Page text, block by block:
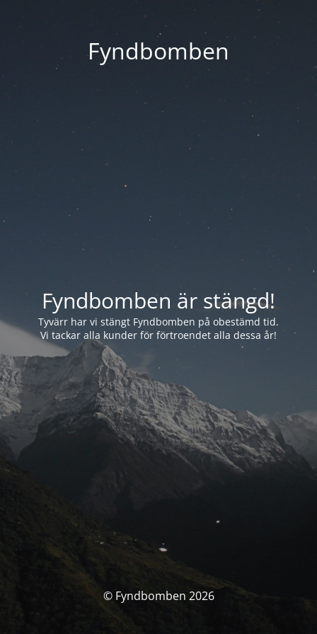
Fyndbomben
Fyndbomben är stängd!
Tyvärr har vi stängt Fyndbomben på obestämd tid.
Vi tackar alla kunder för förtroendet alla dessa år!
© Fyndbomben 2026